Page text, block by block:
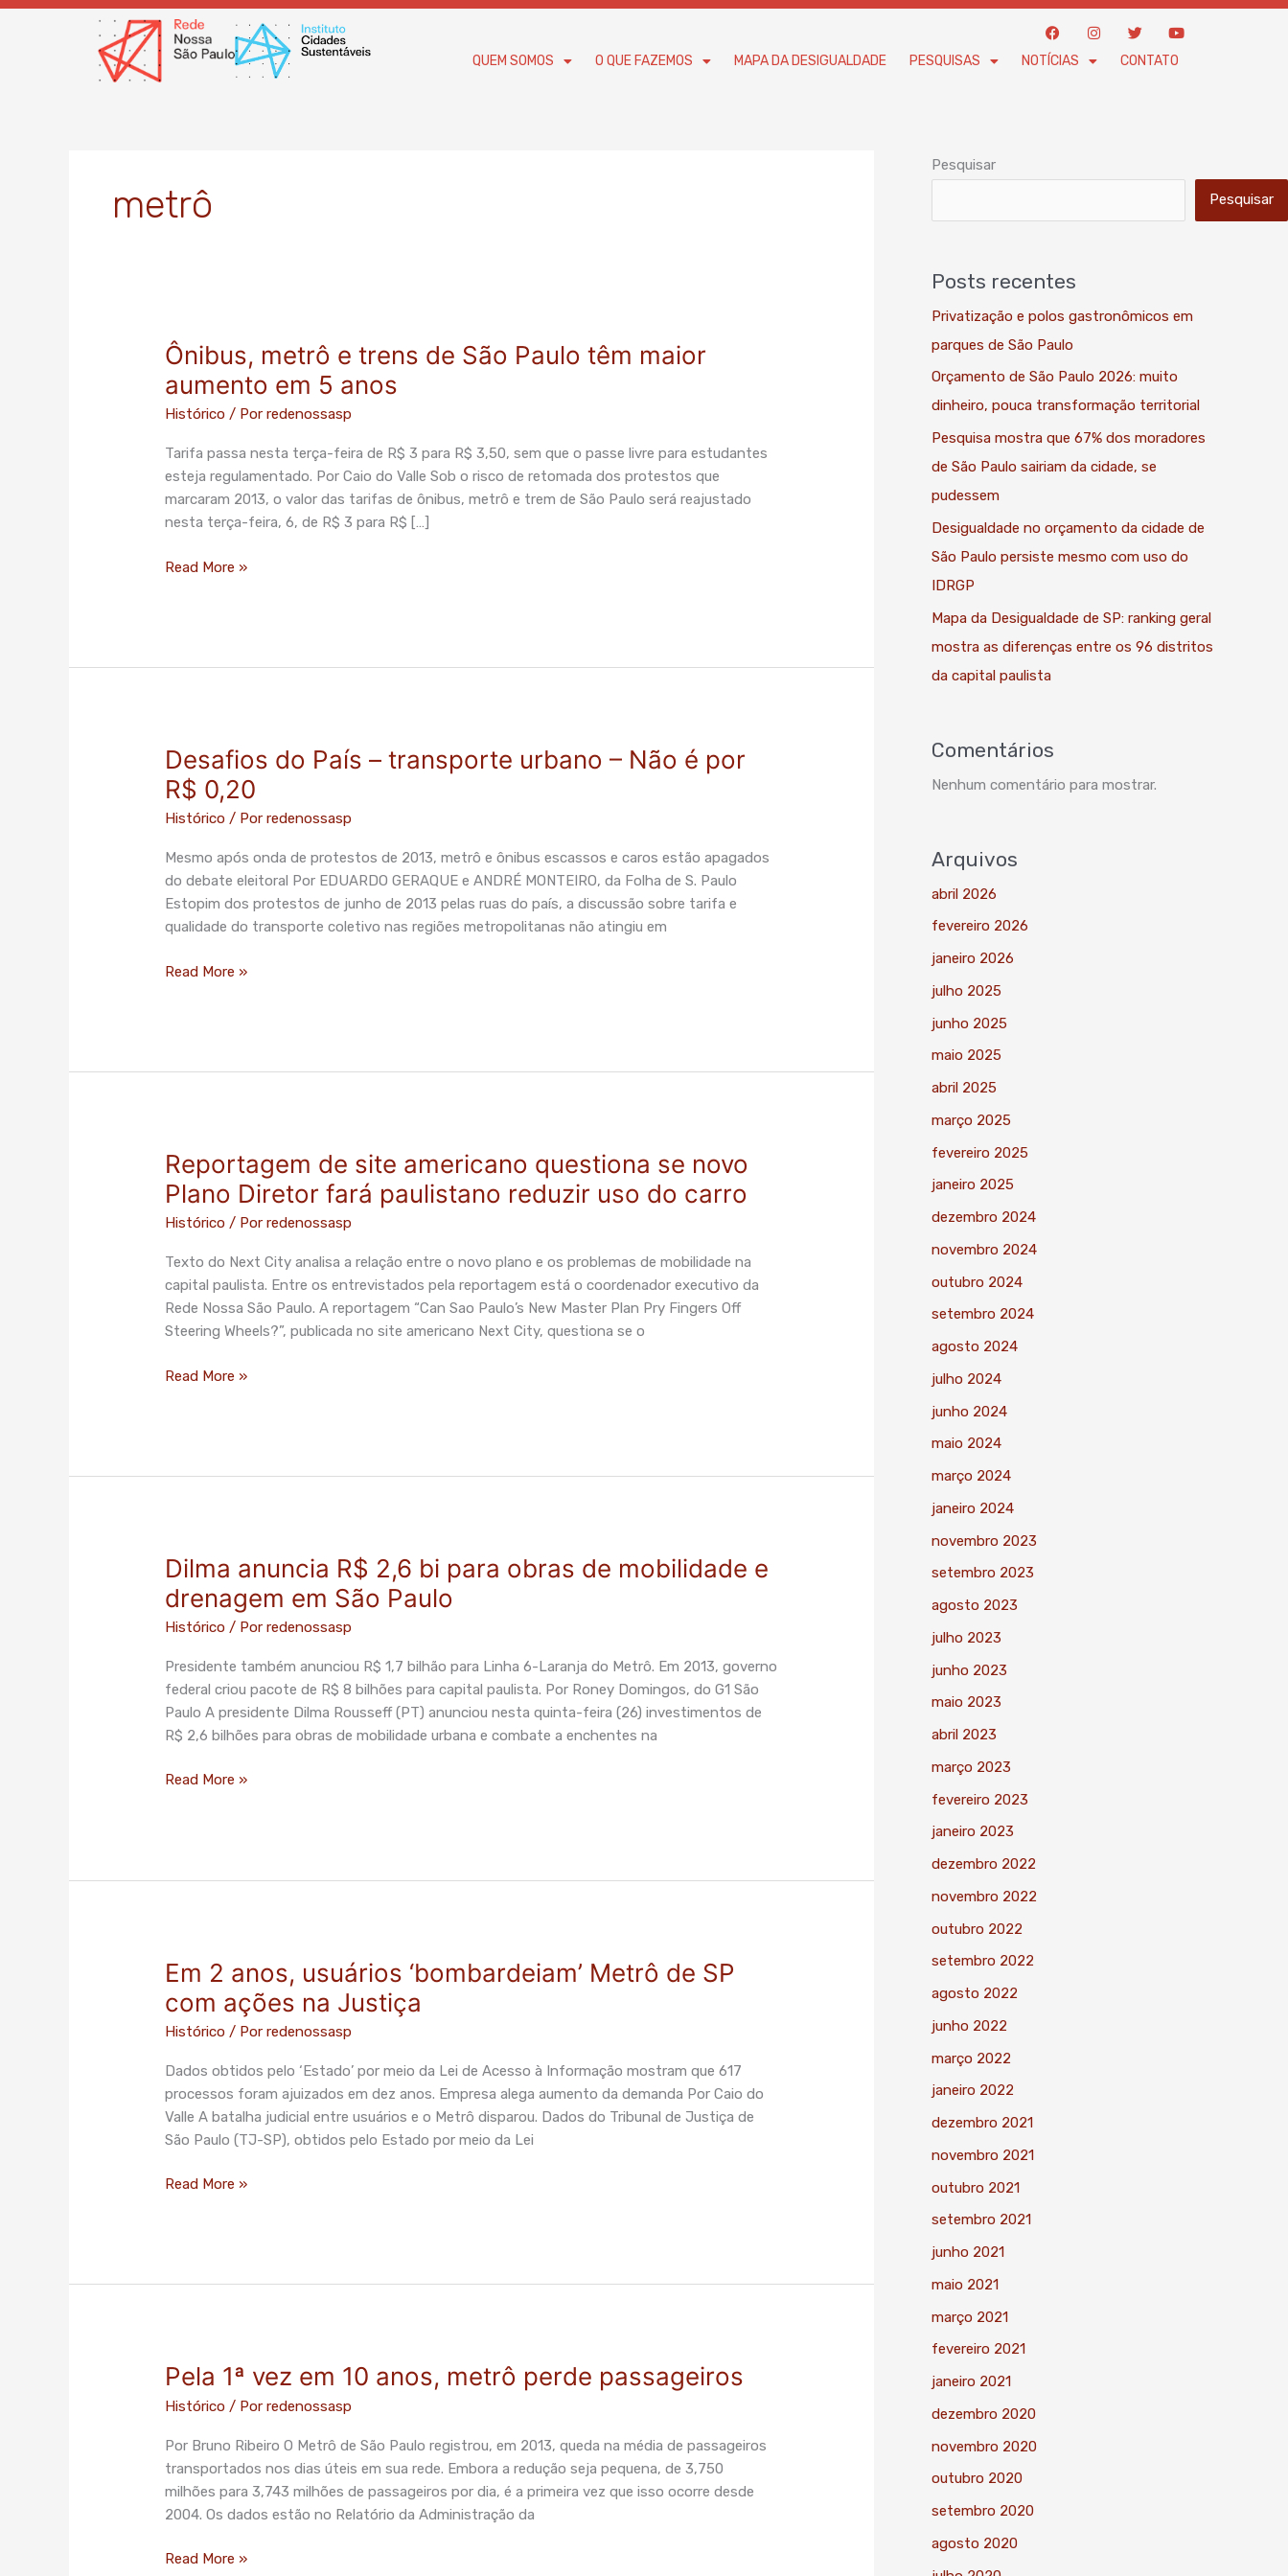
Ir
F
a
c
e
I
n
t
T
w
i
t
Y
o
u
t
QUEM SOMOS O QUE FAZEMOS MAPA DA DESIGUALDADE PESQUISAS NOTÍCIAS CONTATO
metrô
Ônibus, metrô e trens de São Paulo têm maior
aumento em 5 anos
Histórico / Porredenossasp
Tarifa passa nesta terça-feira de R$ 3 para R$ 3,50, sem que o passe livre para estudantes
esteja regulamentado. Por Caio do Valle Sob o risco de retomada dos protestos que
marcaram 2013, o valor das tarifas de ônibus, metrô e trem de São Paulo será reajustado
nesta terça-feira, 6, de R$ 3 para R$ […]
Ônibus,
e
trens
Paulo
aumento
Read More »
Desafios do País – transporte urbano – Não é por
R$ 0,20
Histórico / Porredenossasp
Mesmo após onda de protestos de 2013, metrô e ônibus escassos e caros estão apagados
do debate eleitoral Por EDUARDO GERAQUE e ANDRÉ MONTEIRO, da Folha de S. Paulo
Estopim dos protestos de junho de 2013 pelas ruas do país, a discussão sobre tarifa e
qualidade do transporte coletivo nas regiões metropolitanas não atingiu em
Desafios
do
País
–
é
por
Read More »
Reportagem de site americano questiona se novo
Plano Diretor fará paulistano reduzir uso do carro
Histórico / Porredenossasp
Texto do Next City analisa a relação entre o novo plano e os problemas de mobilidade na
capital paulista. Entre os entrevistados pela reportagem está o coordenador executivo da
Rede Nossa São Paulo. A reportagem “Can Sao Paulo’s New Master Plan Pry Fingers Off
Steering Wheels?”, publicada no site americano Next City, questiona se o
Reportagem
de
site
americano
novo
fará
carro
Read More »
Dilma anuncia R$ 2,6 bi para obras de mobilidade e
drenagem em São Paulo
Histórico / Porredenossasp
Presidente também anunciou R$ 1,7 bilhão para Linha 6-Laranja do Metrô. Em 2013, governo
federal criou pacote de R$ 8 bilhões para capital paulista. Por Roney Domingos, do G1 São
Paulo A presidente Dilma Rousseff (PT) anunciou nesta quinta-feira (26) investimentos de
R$ 2,6 bilhões para obras de mobilidade urbana e combate a enchentes na
Dilma
anuncia
R$
2,6
de
mobilidade
e
Read More »
Em 2 anos, usuários ‘bombardeiam’ Metrô de SP
com ações na Justiça
Histórico / Porredenossasp
Dados obtidos pelo ‘Estado’ por meio da Lei de Acesso à Informação mostram que 617
processos foram ajuizados em dez anos. Empresa alega aumento da demanda Por Caio do
Valle A batalha judicial entre usuários e o Metrô disparou. Dados do Tribunal de Justiça de
São Paulo (TJ-SP), obtidos pelo Estado por meio da Lei
Em
anos,
usuários
de
ações
Read More »
Pela 1ª vez em 10 anos, metrô perde passageiros
Histórico / Porredenossasp
Por Bruno Ribeiro O Metrô de São Paulo registrou, em 2013, queda na média de passageiros
transportados nos dias úteis em sua rede. Embora a redução seja pequena, de 3,750
milhões para 3,743 milhões de passageiros por dia, é a primeira vez que isso ocorre desde
2004. Os dados estão no Relatório da Administração da
Pela
em
10
anos,
metrô
passageiros
Read More »
Pesquisar
Pesquisar
Posts recentes
Privatização e polos gastronômicos em
parques de São Paulo
Orçamento de São Paulo 2026: muito
dinheiro, pouca transformação territorial
Pesquisa mostra que 67% dos moradores
de São Paulo sairiam da cidade, se
pudessem
Desigualdade no orçamento da cidade de
São Paulo persiste mesmo com uso do
IDRGP
Mapa da Desigualdade de SP: ranking geral
mostra as diferenças entre os 96 distritos
da capital paulista
Comentários
Nenhum comentário para mostrar.
Arquivos
abril 2026
fevereiro 2026
janeiro 2026
julho 2025
junho 2025
maio 2025
abril 2025
março 2025
fevereiro 2025
janeiro 2025
dezembro 2024
novembro 2024
outubro 2024
setembro 2024
agosto 2024
julho 2024
junho 2024
maio 2024
março 2024
janeiro 2024
novembro 2023
setembro 2023
agosto 2023
julho 2023
junho 2023
maio 2023
abril 2023
março 2023
fevereiro 2023
janeiro 2023
dezembro 2022
novembro 2022
outubro 2022
setembro 2022
agosto 2022
junho 2022
março 2022
janeiro 2022
dezembro 2021
novembro 2021
outubro 2021
setembro 2021
junho 2021
maio 2021
março 2021
fevereiro 2021
janeiro 2021
dezembro 2020
novembro 2020
outubro 2020
setembro 2020
agosto 2020